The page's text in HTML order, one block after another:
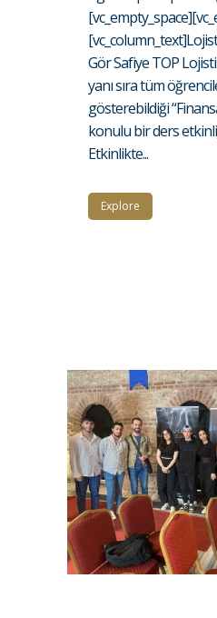
Gör Safiye TOP
yanı sıra tüm
gösterebildiği
konulu bir ders
Etkinlikte...
Explore